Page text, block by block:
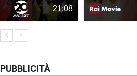
21:08
PUBBLICITÀ